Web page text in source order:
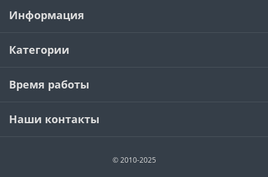
Информация
Категории
Время работы
Наши контакты
© 2010-2025